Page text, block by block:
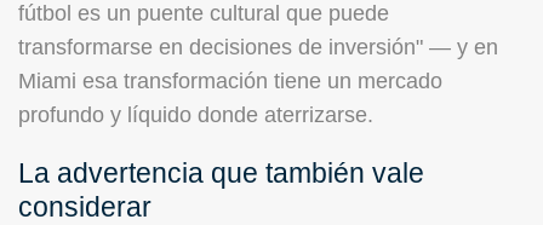
fútbol es un puente cultural que puede
transformarse en decisiones de inversión" — y en
Miami esa transformación tiene un mercado
profundo y líquido donde aterrizarse.
La advertencia que también vale
considerar